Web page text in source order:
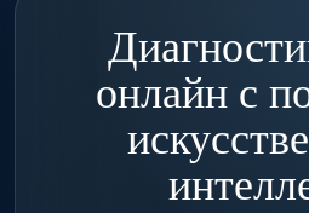
онлайн с